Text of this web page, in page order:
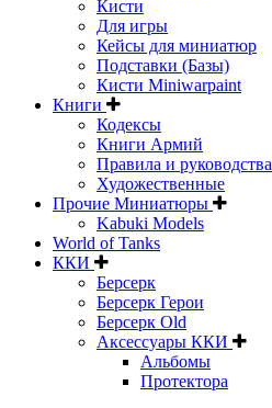
Кисти
Для игры
Кейсы для миниатюр
Подставки (Базы)
Кисти Miniwarpaint
Книги
Кодексы
Книги Армий
Правила и руководства
Художественные
Прочие Миниатюры
Kabuki Models
World of Tanks
ККИ
Берсерк
Берсерк Герои
Берсерк Old
Аксессуары ККИ
Альбомы
Протектора